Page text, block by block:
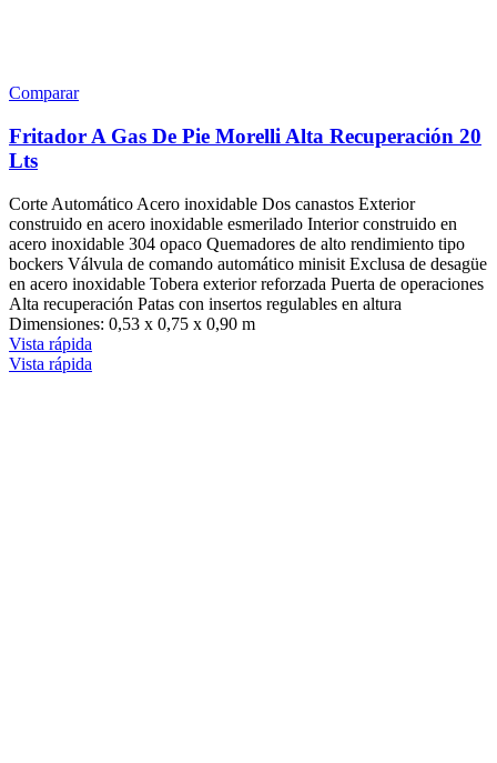
Comparar
Fritador A Gas De Pie Morelli Alta Recuperación 20
Lts
Corte Automático Acero inoxidable Dos canastos Exterior
construido en acero inoxidable esmerilado Interior construido en
acero inoxidable 304 opaco Quemadores de alto rendimiento tipo
bockers Válvula de comando automático minisit Exclusa de desagüe
en acero inoxidable Tobera exterior reforzada Puerta de operaciones
Alta recuperación Patas con insertos regulables en altura
Dimensiones: 0,53 x 0,75 x 0,90 m
Vista rápida
Vista rápida